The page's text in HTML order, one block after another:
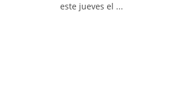
este jueves el ...